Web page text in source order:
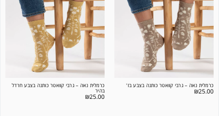
כרמלית נאה – גרבי קוואטר כותנה בצבע בז'
₪25.00
כרמלית נאה – גרבי קוואטר כותנה בצבע חרדל
בהיר
₪25.00